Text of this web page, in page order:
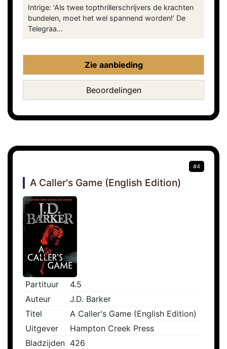
Intrige: ‘Als twee topthrillerschrijvers de krachten
bundelen, moet het wel spannend worden!’ De
Telegraa...
Zie aanbieding
Beoordelingen
#4
A Caller's Game (English Edition)
Partituur
4.5
Auteur
J.D. Barker
Titel
A Caller's Game (English Edition)
Uitgever
Hampton Creek Press
Bladzijden 426